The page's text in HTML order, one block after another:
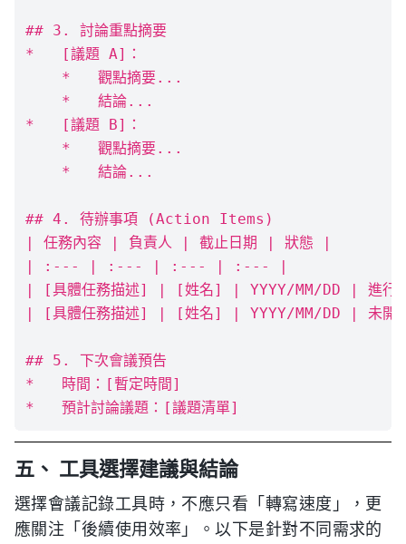
## 3. 討論重點摘要
*   [議題 A]：
    *   觀點摘要...
    *   結論...
*   [議題 B]：
    *   觀點摘要...
    *   結論...
## 4. 待辦事項 (Action Items)
| 任務內容 | 負責人 | 截止日期 | 狀態 |
| :--- | :--- | :--- | :--- |
| [具體任務描述] | [姓名] | YYYY/MM/DD | 進行
| [具體任務描述] | [姓名] | YYYY/MM/DD | 未開
## 5. 下次會議預告
*   時間：[暫定時間]
五、 工具選擇建議與結論
選擇會議記錄工具時，不應只看「轉寫速度」，更
應關注「後續使用效率」。以下是針對不同需求的